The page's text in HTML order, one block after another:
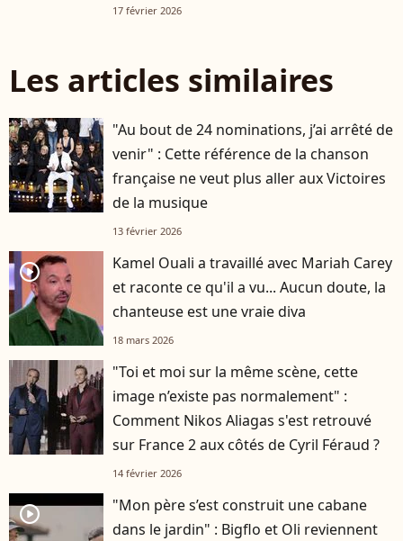
17 février 2026
Les articles similaires
"Au bout de 24 nominations, j’ai arrêté de
venir" : Cette référence de la chanson
française ne veut plus aller aux Victoires
de la musique
13 février 2026
player2
Kamel Ouali a travaillé avec Mariah Carey
et raconte ce qu'il a vu... Aucun doute, la
chanteuse est une vraie diva
18 mars 2026
"Toi et moi sur la même scène, cette
image n’existe pas normalement" :
Comment Nikos Aliagas s'est retrouvé
sur France 2 aux côtés de Cyril Féraud ?
14 février 2026
player2
"Mon père s’est construit une cabane
dans le jardin" : Bigflo et Oli reviennent